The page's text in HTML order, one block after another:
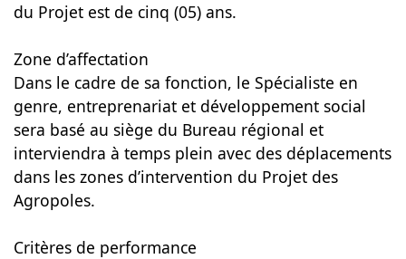
du Projet est de cinq (05) ans.
Zone d’affectation
Dans le cadre de sa fonction, le Spécialiste en
genre, entreprenariat et développement social
sera basé au siège du Bureau régional et
interviendra à temps plein avec des déplacements
dans les zones d’intervention du Projet des
Agropoles.
Critères de performance